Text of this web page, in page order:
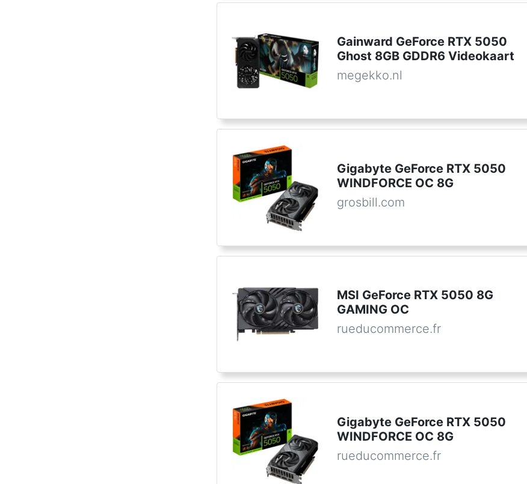
Gainward GeForce RTX 5050
Ghost 8GB GDDR6 Videokaart
megekko.nl
Gigabyte GeForce RTX 5050
WINDFORCE OC 8G
grosbill.com
MSI GeForce RTX 5050 8G
GAMING OC
rueducommerce.fr
Gigabyte GeForce RTX 5050
WINDFORCE OC 8G
rueducommerce.fr